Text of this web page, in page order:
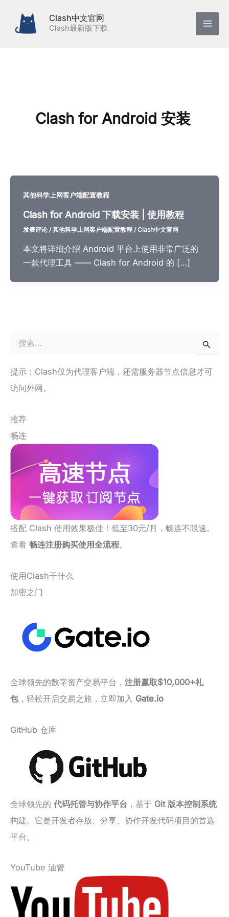
Clash中文官网
Clash最新版下载
Clash for Android 安装
其他科学上网客户端配置教程
Clash for Android 下载安装 | 使用教程
发表评论 /其他科学上网客户端配置教程/Clash中文官网
本文将详细介绍 Android 平台上使用非常广泛的
一款代理工具 —— Clash for Android 的 […]
提示：Clash仅为代理客户端，还需服务器节点信息才可
访问外网。
推荐
畅连
搭配 Clash 使用效果极佳！低至30元/月，畅连不限速。
查看 畅连注册购买使用全流程。
使用Clash干什么
加密之门
全球领先的数字资产交易平台， 注册赢取$10,000+礼
包，轻松开启交易之旅，立即加入 Gate.io
GitHub 仓库
全球领先的 代码托管与协作平台 ，基于 Git 版本控制系统
构建。它是开发者存放、分享、协作开发代码项目的首选
平台。
YouTube 油管